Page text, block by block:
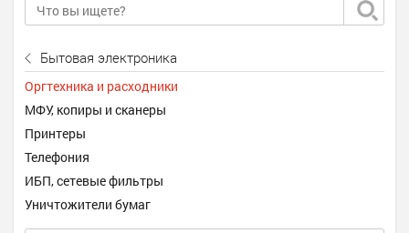
Бытовая электроника
Оргтехника и расходники
МФУ, копиры и сканеры
Принтеры
Телефония
ИБП, сетевые фильтры
Уничтожители бумаг